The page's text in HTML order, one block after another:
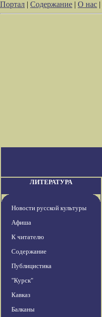
Портал | Содержание | О нас |
ЛИТЕРАТУРА
Новости русской культуры
Афиша
К читателю
Содержание
Публицистика
"Курск"
Кавказ
Балканы